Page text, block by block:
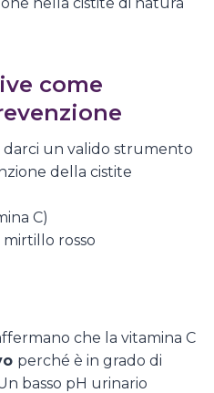
come
darci un valido strumento
della cistite
C)
rosso
che la vitamina C
perché è in grado di
basso pH urinario